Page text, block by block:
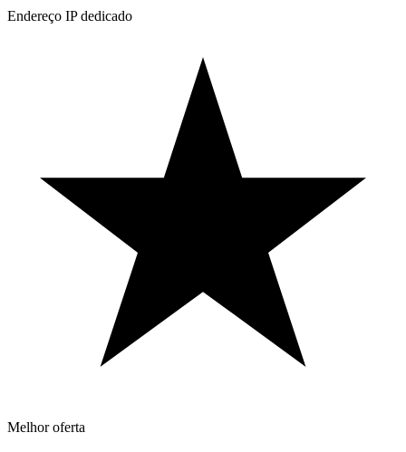
Endereço IP dedicado
Melhor oferta